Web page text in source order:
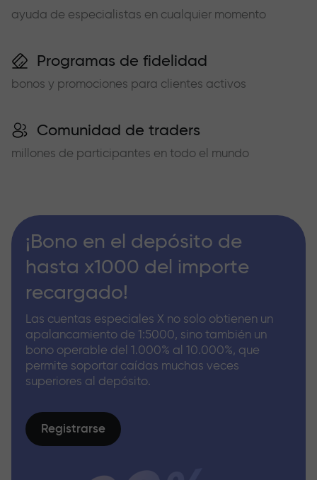
ayuda de especialistas en cualquier momento
Programas de fidelidad
bonos y promociones para clientes activos
Comunidad de traders
millones de participantes en todo el mundo
¡Bono en el depósito de
hasta x1000 del importe
recargado!
Las cuentas especiales X no solo obtienen un
apalancamiento de 1:5000, sino también un
bono operable del 1.000% al 10.000%, que
permite soportar caídas muchas veces
superiores al depósito.
Registrarse